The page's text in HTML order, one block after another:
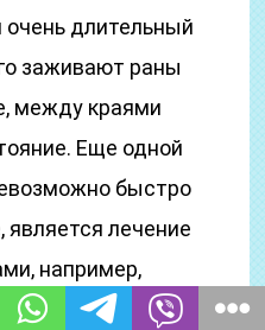
длительный
заживают раны
между краями
Еще одной
быстро
лечение
например,